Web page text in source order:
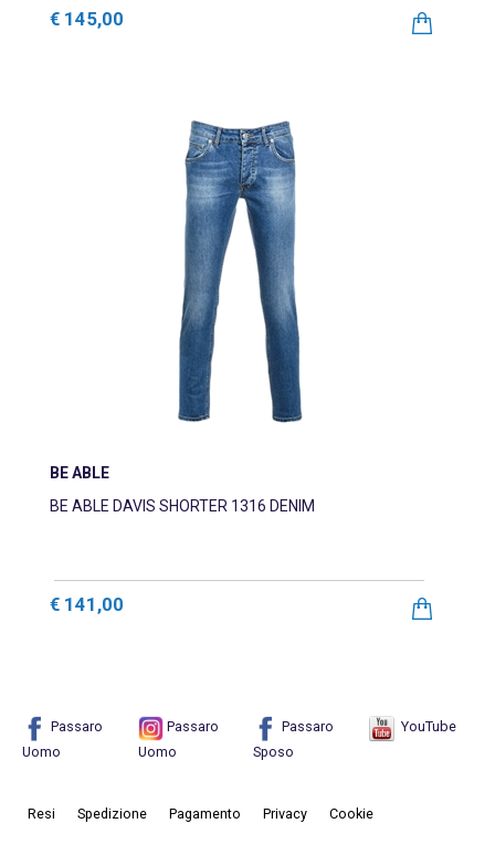
€ 145,00
BE ABLE
BE ABLE DAVIS SHORTER 1316 DENIM
€ 141,00
Passaro
Uomo
Passaro
Uomo
Passaro
Sposo
YouTube
Resi Spedizione Pagamento Privacy Cookie